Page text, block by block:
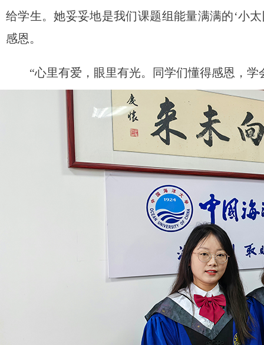
给学生。她妥妥地是我们课题组能量满满的‘小
感恩。
“心里有爱，眼里有光。同学们懂得感恩，